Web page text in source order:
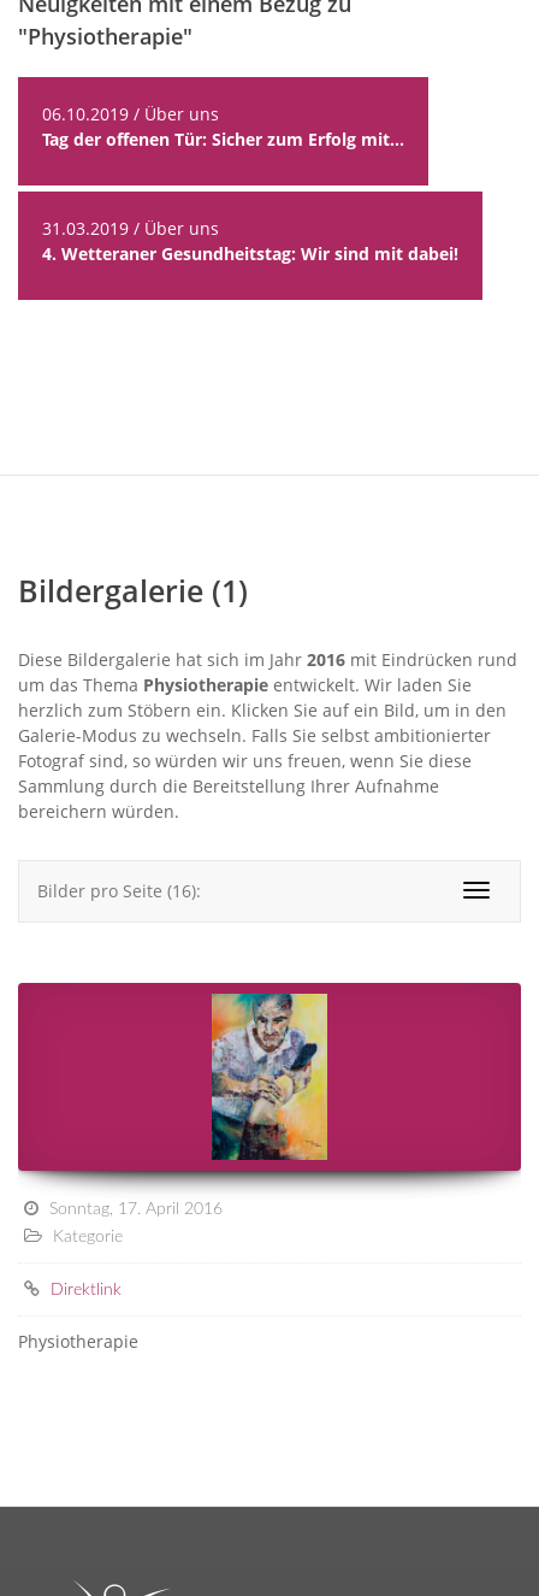
"Physiotherapie"
06.10.2019 / Über uns
Tag der offenen Tür: Sicher zum Erfolg mit...
31.03.2019 / Über uns
4. Wetteraner Gesundheitstag: Wir sind mit dabei!
Bildergalerie (1)
Diese Bildergalerie hat sich im Jahr 2016 mit Eindrücken rund
um das Thema Physiotherapie entwickelt. Wir laden Sie
herzlich zum Stöbern ein. Klicken Sie auf ein Bild, um in den
Galerie-Modus zu wechseln. Falls Sie selbst ambitionierter
Fotograf sind, so würden wir uns freuen, wenn Sie diese
Sammlung durch die Bereitstellung Ihrer Aufnahme
bereichern würden.
Toggle
Bilder pro Seite (16):
Sonntag, 17. April 2016
Kategorie
Direktlink
Physiotherapie